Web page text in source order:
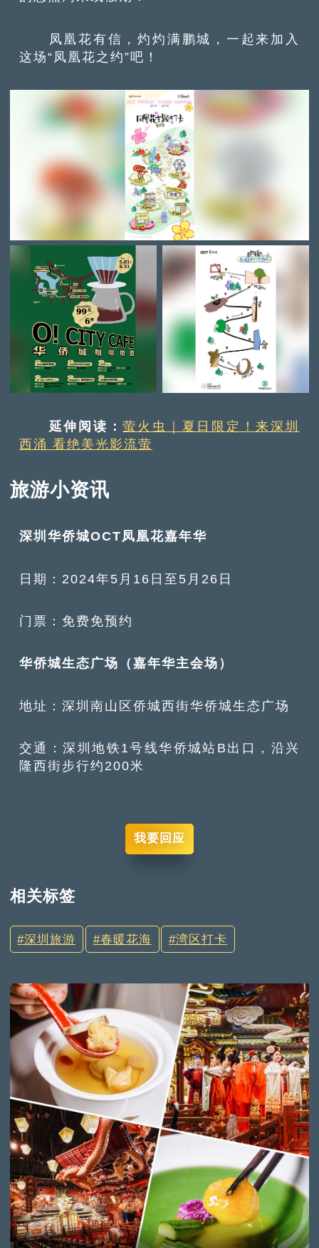
凤凰花有信，灼灼满鹏城，一起来加入
这场“凤凰花之约”吧！
延伸阅读：萤火虫｜夏日限定！来深圳
西涌 看绝美光影流萤
旅游小资讯
深圳华侨城OCT凤凰花嘉年华
日期：2024年5月16日至5月26日
门票：免费免预约
华侨城生态广场（嘉年华主会场）
地址：深圳南山区侨城西街华侨城生态广场
交通：深圳地铁1号线华侨城站B出口，沿兴
隆西街步行约200米
我要回应
相关标签
深圳旅游 春暖花海 湾区打卡